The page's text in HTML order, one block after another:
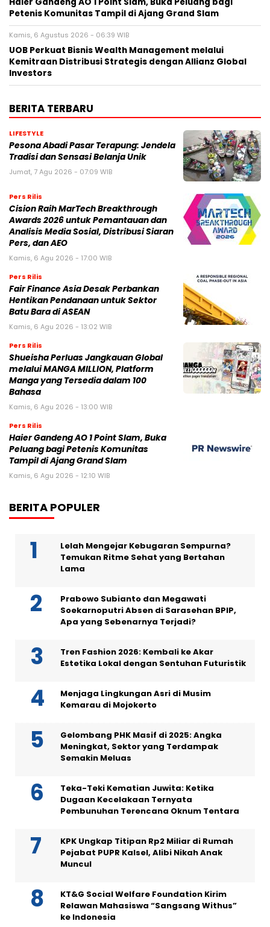
Petenis Komunitas Tampil di Ajang Grand Slam
Kamis, 6 Agustus 2026 - 06:39 WIB
UOB Perkuat Bisnis Wealth Management melalui
Kemitraan Distribusi Strategis dengan Allianz Global
Investors
BERITA TERBARU
LIFESTYLE
Pesona Abadi Pasar Terapung: Jendela
Tradisi dan Sensasi Belanja Unik
Jumat, 7 Agu 2026 - 07:09 WIB
Pers Rilis
Cision Raih MarTech Breakthrough
Awards 2026 untuk Pemantauan dan
Analisis Media Sosial, Distribusi Siaran
Pers, dan AEO
Kamis, 6 Agu 2026 - 17:00 WIB
Pers Rilis
Fair Finance Asia Desak Perbankan
Hentikan Pendanaan untuk Sektor
Batu Bara di ASEAN
Kamis, 6 Agu 2026 - 13:02 WIB
Pers Rilis
Shueisha Perluas Jangkauan Global
melalui MANGA MILLION, Platform
Manga yang Tersedia dalam 100
Bahasa
Kamis, 6 Agu 2026 - 13:00 WIB
Pers Rilis
Haier Gandeng AO 1 Point Slam, Buka
Peluang bagi Petenis Komunitas
Tampil di Ajang Grand Slam
Kamis, 6 Agu 2026 - 12:10 WIB
BERITA POPULER
Lelah Mengejar Kebugaran Sempurna?
Temukan Ritme Sehat yang Bertahan
Lama
Prabowo Subianto dan Megawati
Soekarnoputri Absen di Sarasehan BPIP,
Apa yang Sebenarnya Terjadi?
Tren Fashion 2026: Kembali ke Akar
Estetika Lokal dengan Sentuhan Futuristik
Menjaga Lingkungan Asri di Musim
Kemarau di Mojokerto
Gelombang PHK Masif di 2025: Angka
Meningkat, Sektor yang Terdampak
Semakin Meluas
Teka-Teki Kematian Juwita: Ketika
Dugaan Kecelakaan Ternyata
Pembunuhan Terencana Oknum Tentara
KPK Ungkap Titipan Rp2 Miliar di Rumah
Pejabat PUPR Kalsel, Alibi Nikah Anak
Muncul
KT&G Social Welfare Foundation Kirim
Relawan Mahasiswa “Sangsang Withus”
ke Indonesia